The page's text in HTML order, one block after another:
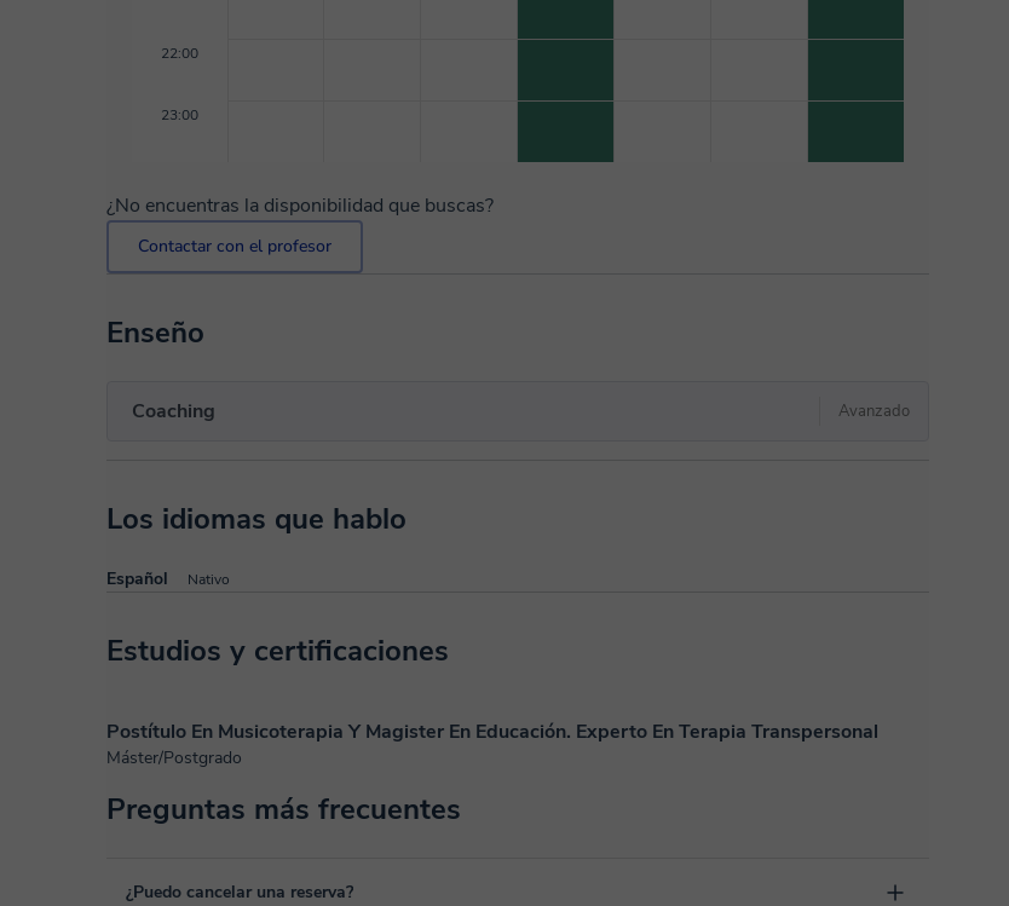
22:00
23:00
¿No encuentras la disponibilidad que buscas?
Contactar con el profesor
Enseño
Coaching Avanzado
Los idiomas que hablo
Español Nativo
Estudios y certificaciones
Postítulo En Musicoterapia Y Magister En Educación. Experto En Terapia Transpersonal
Máster/Postgrado
Preguntas más frecuentes
¿Puedo cancelar una reserva?